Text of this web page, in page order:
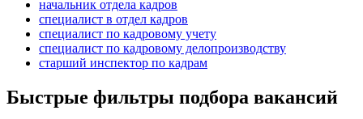
начальник отдела кадров
специалист в отдел кадров
специалист по кадровому учету
специалист по кадровому делопроизводству
старший инспектор по кадрам
Быстрые фильтры подбора вакансий